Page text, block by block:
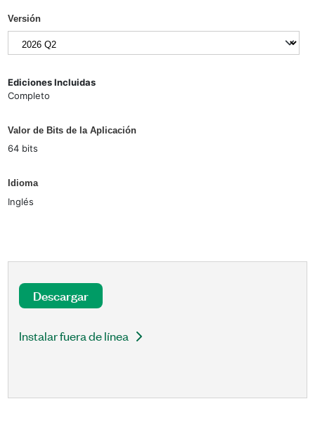
Versión
Ediciones Incluidas
Completo
Valor de Bits de la Aplicación
64 bits
Idioma
Inglés
Descargar
Instalar fuera de línea